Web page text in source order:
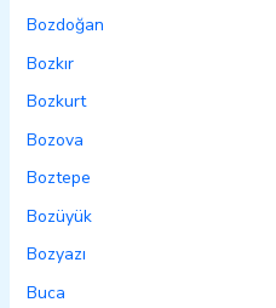
Bozdoğan
Bozkır
Bozkurt
Bozova
Boztepe
Bozüyük
Bozyazı
Buca